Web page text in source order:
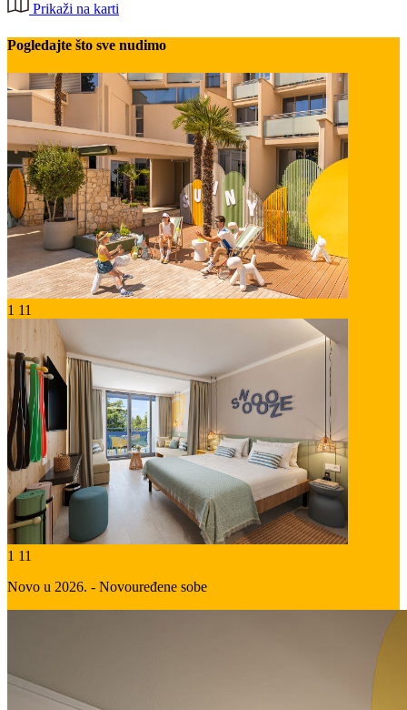
Prikaži na karti
Pogledajte što sve nudimo
1 11
1 11
Novo u 2026. - Novouređene sobe